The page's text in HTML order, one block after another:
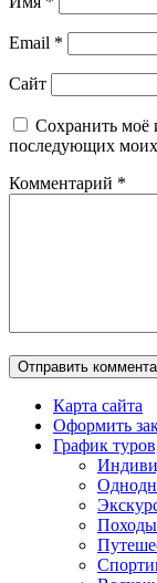
Email *
Сайт
Сохранить моё
последующих
Комментарий *
Карта сайта
Оформить
График